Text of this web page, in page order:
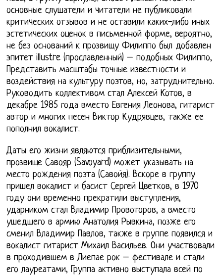
основные слушатели и читатели не публиковали
критических отзывов и не оставили каких-либо иных
эстетических оценок в письменной форме, вероятно,
не без оснований к прозвищу Филиппо был добавлен
эпитет illustre (прославленный) – подобных Филиппо,
Представить масштабы точные известности и
воздействия на культуру поэтов, но, затруднительно.
Руководить коллективом стал Алексей Котов, в
декабре 1985 года вместо Евгения Леонова, гитарист
автор и многих песен Виктор Кудрявцев, также ее
пополнил вокалист.
Даты его жизни являются приблизительными,
прозвище Савояр (Savoyard) может указывать на
место рождения поэта (Савойя). Вскоре в группу
пришел вокалист и басист Сергей Цветков, в 1970
году они временно прекратили выступления,
ударником стал Владимир Провоторов, а вместо
ушедшего в армию Анатолия Рывкина, позже его
сменил Владимир Павлов, также в группе появился и
вокалист гитарист Михаил Васильев. Они участвовали
в проходившем в Лиепае рок – фестивале и стали
его лауреатами, Группа активно выступала всей по